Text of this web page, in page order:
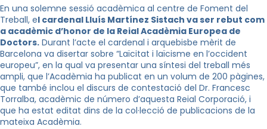
En una solemne sessió acadèmica al centre de Foment del
Treball, el cardenal Lluís Martínez Sistach va ser rebut com
a acadèmic d’honor de la Reial Acadèmia Europea de
Doctors. Durant l’acte el cardenal i arquebisbe mèrit de
Barcelona va disertar sobre “Laïcitat i laïcisme en l’occident
europeu”, en la qual va presentar una síntesi del treball més
ampli, que l’Acadèmia ha publicat en un volum de 200 pàgines,
que també inclou el discurs de contestació del Dr. Francesc
Torralba, acadèmic de número d’aquesta Reial Corporació, i
que ha estat editat dins de la col·lecció de publicacions de la
mateixa Acadèmia.